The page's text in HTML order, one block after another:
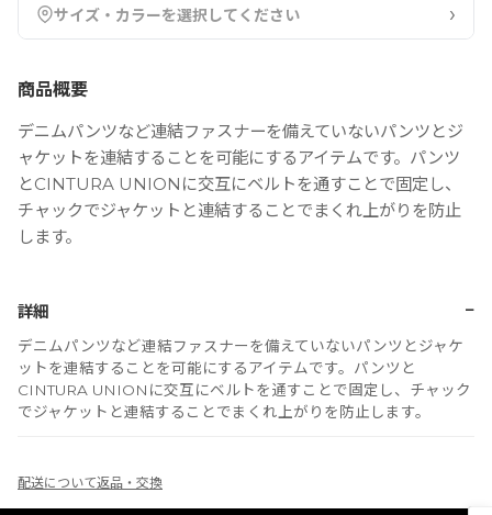
サイズ・カラーを選択してください ›
商品概要
デニムパンツなど連結ファスナーを備えていないパンツとジ
ャケットを連結することを可能にするアイテムです。パンツ
とCINTURA UNIONに交互にベルトを通すことで固定し、
チャックでジャケットと連結することでまくれ上がりを防止
します。
詳細 −
デニムパンツなど連結ファスナーを備えていないパンツとジャケ
ットを連結することを可能にするアイテムです。パンツと
CINTURA UNIONに交互にベルトを通すことで固定し、チャック
でジャケットと連結することでまくれ上がりを防止します。
配送について返品・交換